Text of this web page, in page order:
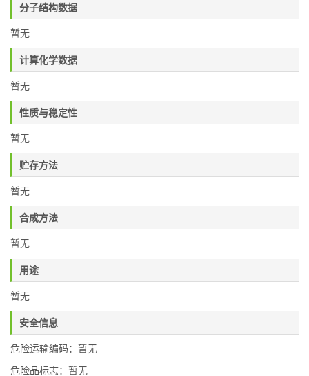
分子结构数据
暂无
计算化学数据
暂无
性质与稳定性
暂无
贮存方法
暂无
合成方法
暂无
用途
暂无
安全信息
危险运输编码：暂无
危险品标志：暂无